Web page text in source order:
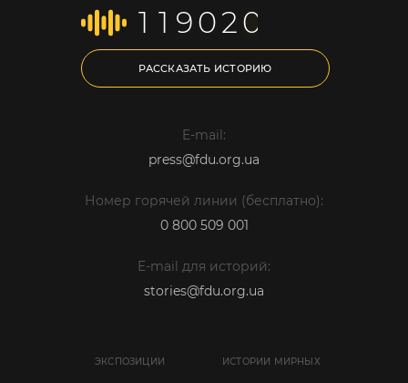
1 1 9020
РАССКАЗАТЬ ИСТОРИЮ
E-mail:
press@fdu.org.ua
Номер горячей линии (бесплатно):
0 800 509 001
E-mail для историй:
stories@fdu.org.ua
ЭКСПОЗИЦИИ ИСТОРИИ МИРНЫХ